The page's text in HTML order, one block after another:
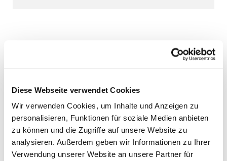
Diese Webseite verwendet Cookies
Wir verwenden Cookies, um Inhalte und Anzeigen zu
personalisieren, Funktionen für soziale Medien anbieten
zu können und die Zugriffe auf unsere Website zu
analysieren. Außerdem geben wir Informationen zu Ihrer
Verwendung unserer Website an unsere Partner für